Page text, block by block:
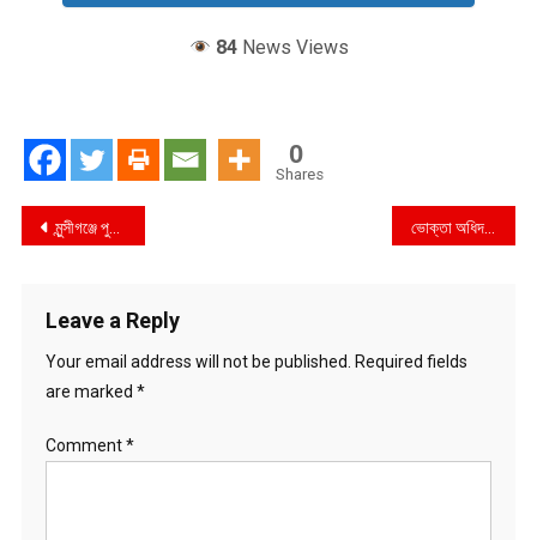
84News Views
0
Shares
Post
মুন্সীগঞ্জে পুলিশ সুপার কর্তৃক সদর পুলিশ ফাঁড়ি ও ট্রাফিক ব্যারাক পরিদর্শন ভোক্তা অধিদপ্তর ভোলা জেলা কার্যালয়ের বাজার তদারকি অভিযানে ৩ টি প্রতিষ্ঠান কে জরিমানা
Leave a Reply
Your email address will not be published. Required fields
are marked *
Comment*